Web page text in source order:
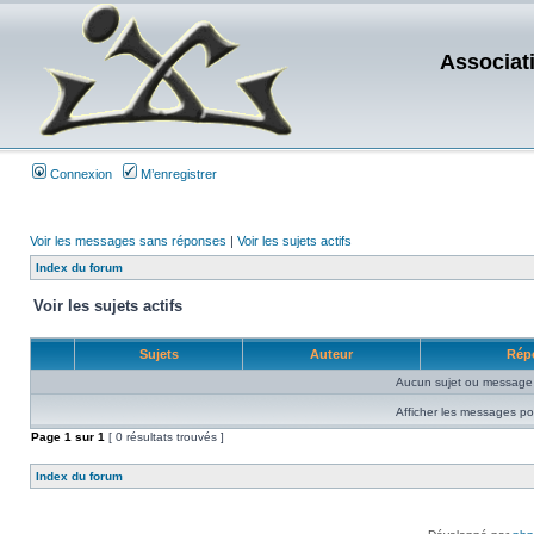
Connexion M’enregistrer
Voir les messages sans réponses | Voir les sujets actifs
Index du forum
Voir les sujets actifs
Sujets Auteur
Aucun sujet ou
Afficher les messages
Page 1 sur 1 [ 0 résultats trouvés ]
Index du forum